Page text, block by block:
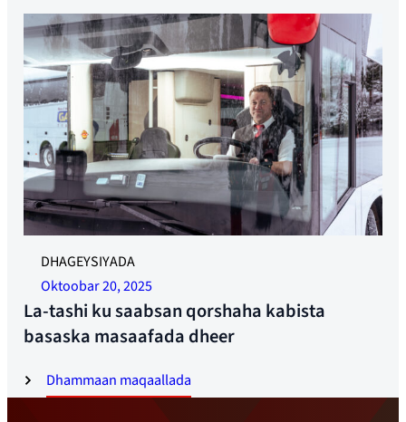
Dhammaan maqaallada
Darawalku wuxuu wadaa bas degdeg ah
DHAGEYSIYADA
Oktoobar 20, 2025
La-tashi ku saabsan qorshaha kabista
basaska masaafada dheer